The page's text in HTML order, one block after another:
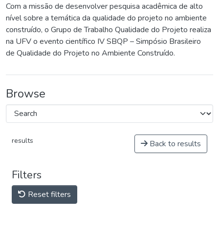
Com a missão de desenvolver pesquisa acadêmica de alto
nível sobre a temática da qualidade do projeto no ambiente
construído, o Grupo de Trabalho Qualidade do Projeto realiza
na UFV o evento científico IV SBQP – Simpósio Brasileiro
de Qualidade do Projeto no Ambiente Construído.
Browse
results Back to results
Filters
Reset filters